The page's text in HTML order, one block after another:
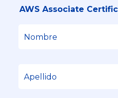
AWS Associate